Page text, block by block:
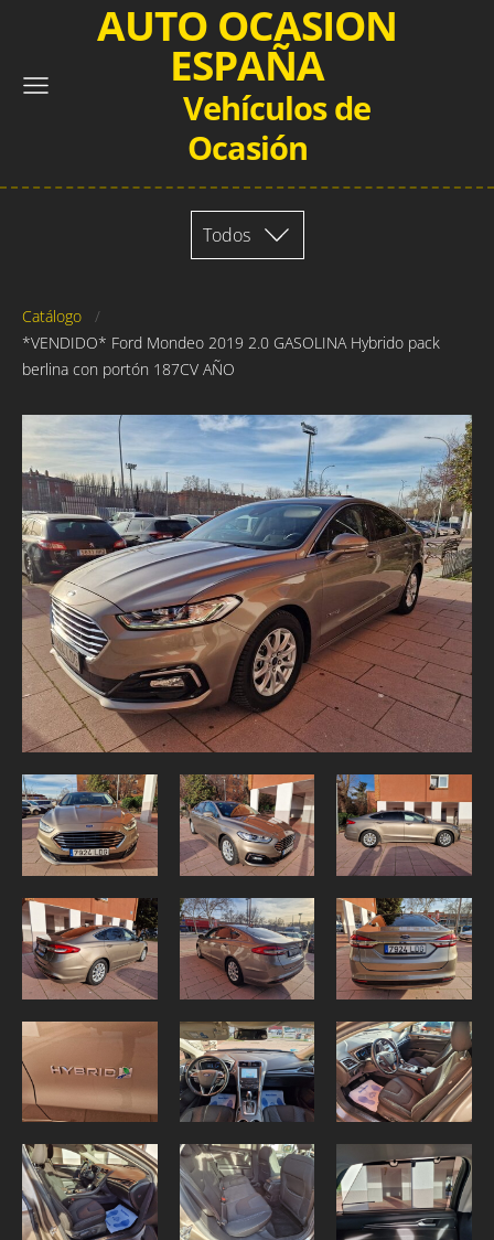
AUTO OCASION
ESPAÑA
Vehículos de
Ocasión
Todos
Catálogo
*VENDIDO* Ford Mondeo 2019 2.0 GASOLINA Hybrido pack
berlina con portón 187CV AÑO